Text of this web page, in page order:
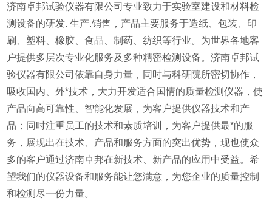
济南卓邦试验仪器有限公司专业致力于实验室建设和材料检
测设备的研发. 生产.销售，产品主要服务于造纸、包装、印
刷、塑料、橡胶、食品、制药、纺织等行业。为世界各地客
户提供多层次专业化服务及多种精密检测设备。济南卓邦试
验仪器有限公司依靠自身力量，同时与科研院所密切协作，
吸收国内、外*技术，大力开发适合国情的质量检测仪器，使
产品向高可靠性、智能化发展，为客户提供仪器技术和产
品；同时注重员工的技术和素质培训，为客户提供最*的服
务，展现出在技术、产品和服务方面的突出优势，现也使众
多的客户通过济南卓邦在新技术、新产品的应用中受益。希
望我们的仪器设备和服务能让您满意，为您企业的质量控制
和检测尽一份力量。